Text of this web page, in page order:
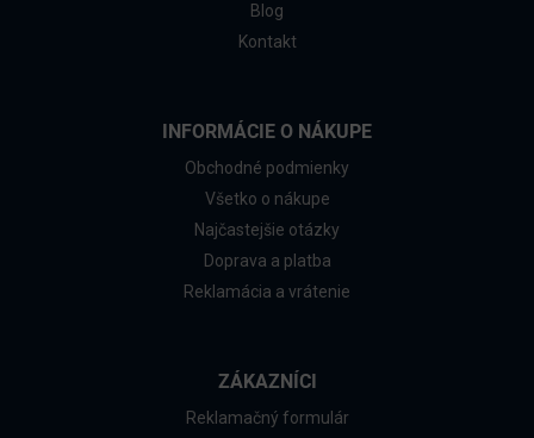
Blog
Kontakt
INFORMÁCIE O NÁKUPE
Obchodné podmienky
Všetko o nákupe
Najčastejšie otázky
Doprava a platba
Reklamácia a vrátenie
ZÁKAZNÍCI
Reklamačný formulár